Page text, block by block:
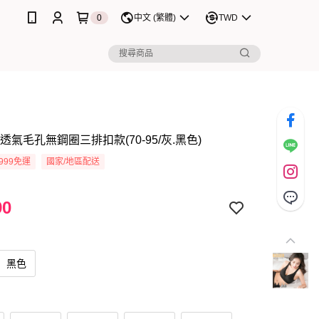
0 中文 (繁體) TWD
氣毛孔無鋼圈三排扣款(70-95/灰.黑色)
免運 國家/地區配送
黑色